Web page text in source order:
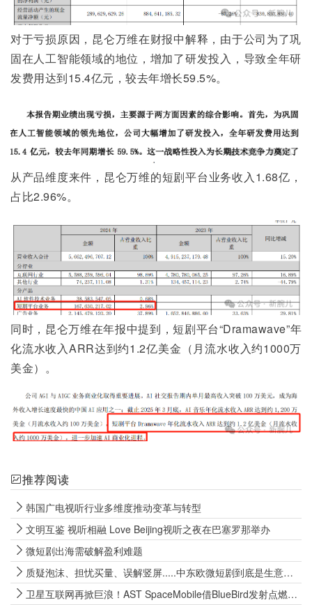
对于亏损原因，昆仑万维在财报中解释，由于公司为了巩
固在人工智能领域的地位，增加了研发投入，导致全年研
发费用达到15.4亿元，较去年增长59.5%。
从产品维度来件，昆仑万维的短剧平台业务收入1.68亿，
占比2.96%。
同时，昆仑万维在年报中提到，短剧平台“Dramawave”年
化流水收入ARR达到约1.2亿美金（月流水收入约1000万
美金）。
推荐阅读
韩国广电视听行业多维度推动变革与转型
文明互鉴 视听相融 Love Beijing视听之夜在巴塞罗那举办
微短剧出海需破解盈利难题
质疑泡沫、担忧买量、误解竖屏.....中东欧微短剧到底是生意还是豪赌？
卫星互联网再掀巨浪！AST SpaceMobile借BlueBird发射点燃“低轨直连手机”商业化前景